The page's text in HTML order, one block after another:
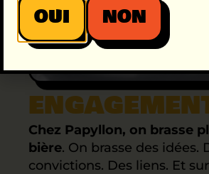
Chez Papyllon, on brasse
bière. On brasse des idées.
convictions. Des liens. Et
OUI NON